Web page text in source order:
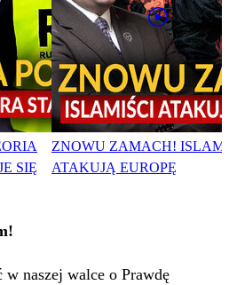
SIĘ
ZNOWU ZAMACH!
ATAKUJĄ EUROPĘ
naszej walce o Prawdę